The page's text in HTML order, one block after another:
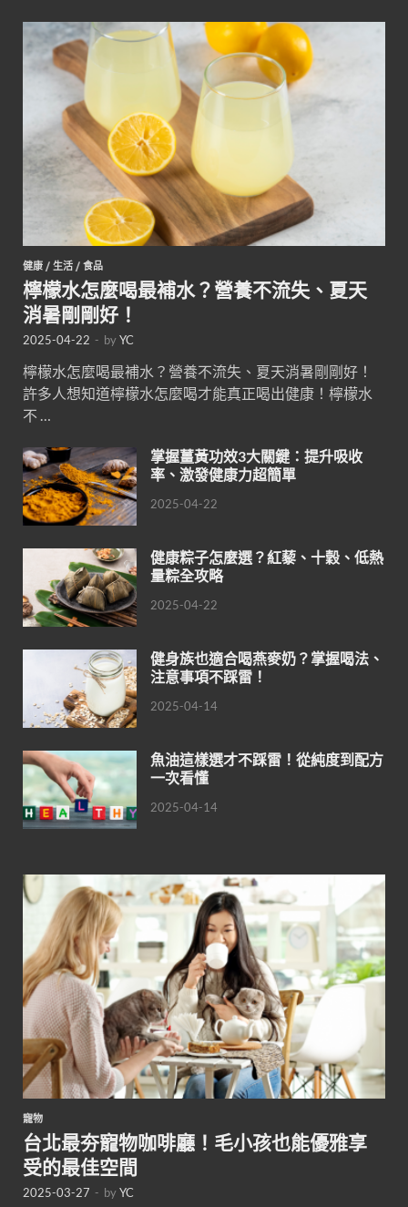
健康 / 生活 / 食品
檸檬水怎麼喝最補水？營養不流失、夏天
消暑剛剛好！
2025-04-22 - byYC
檸檬水怎麼喝最補水？營養不流失、夏天消暑剛剛好！
許多人想知道檸檬水怎麼喝才能真正喝出健康！檸檬水
不 …
掌握薑黃功效3大關鍵：提升吸收
率、激發健康力超簡單
2025-04-22
健康粽子怎麼選？紅藜、十穀、低熱
量粽全攻略
2025-04-22
健身族也適合喝燕麥奶？掌握喝法、
注意事項不踩雷！
2025-04-14
魚油這樣選才不踩雷！從純度到配方
一次看懂
2025-04-14
寵物
台北最夯寵物咖啡廳！毛小孩也能優雅享
受的最佳空間
2025-03-27 - byYC